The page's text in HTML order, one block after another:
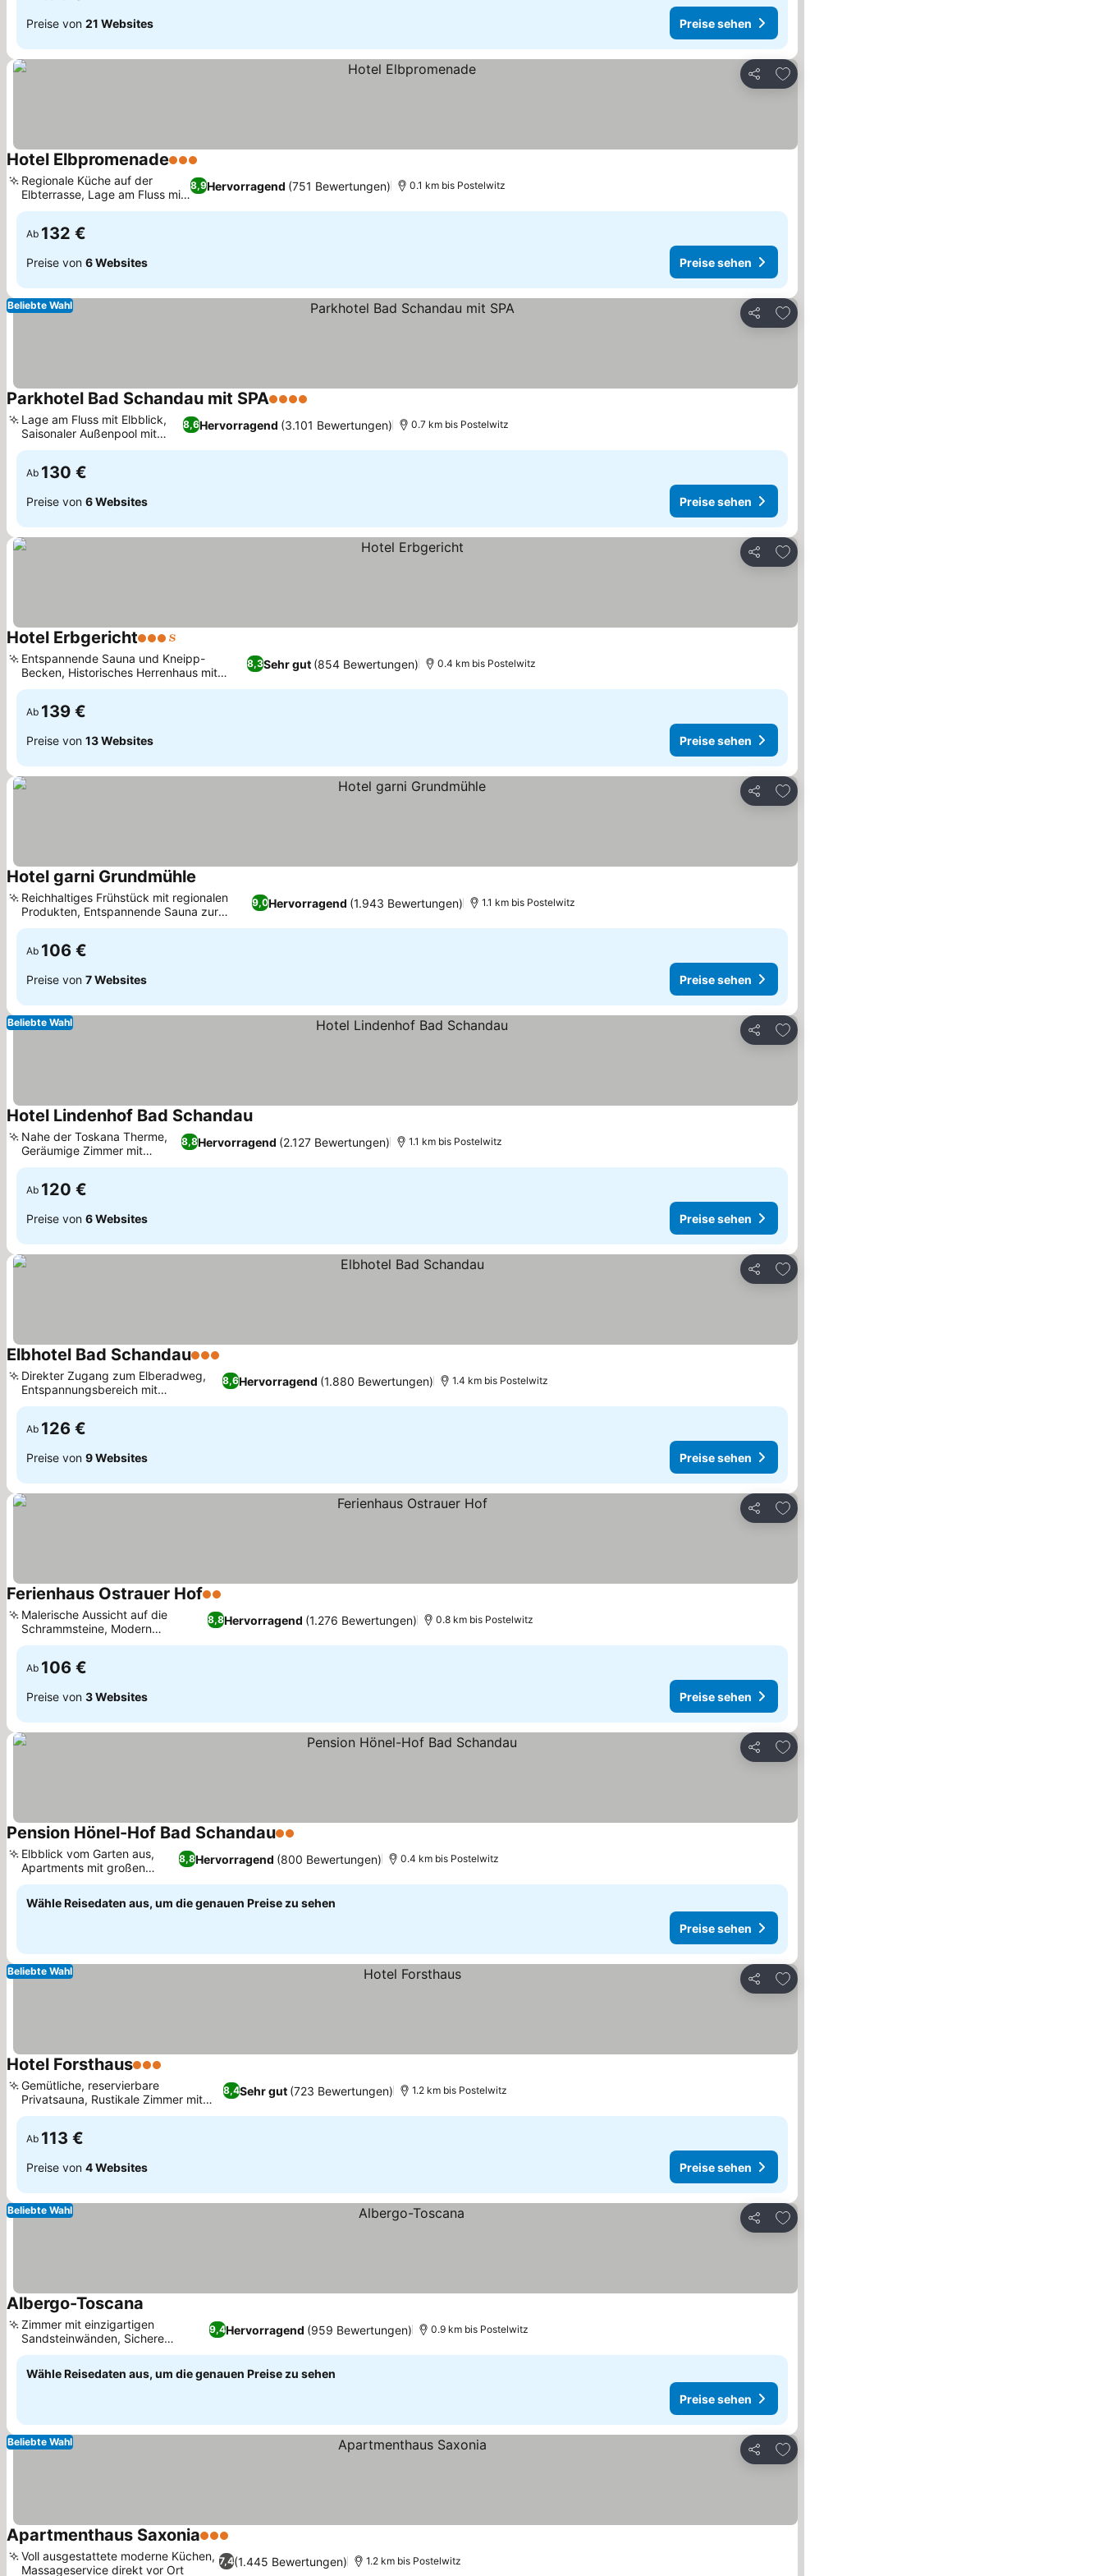
Preise von 21 Websites Preise sehen
Teilen
Zu Favoriten hinzufügen
Hotel Elbpromenade3 Sterne
8,9Hervorragend (751 Bewertungen)
Regionale Küche auf der
Elbterrasse, Lage am Fluss mit
Elbblick
0.1 km bis Postelwitz
Ab 132 €
Preise von 6 Websites Preise sehen
Teilen
Zu Favoriten hinzufügen
Beliebte Wahl
Parkhotel Bad Schandau mit SPA4 Sterne
8,6Hervorragend (3.101 Bewertungen)
Lage am Fluss mit Elbblick,
Saisonaler Außenpool mit
Elbblick
0.7 km bis Postelwitz
Ab 130 €
Preise von 6 Websites Preise sehen
Teilen
Zu Favoriten hinzufügen
Hotel Erbgericht3 Sterne
8,3Sehr gut (854 Bewertungen)
Entspannende Sauna und Kneipp-
Becken, Historisches Herrenhaus mit
modernem Komfort
0.4 km bis Postelwitz
Ab 139 €
Preise von 13 Websites Preise sehen
Teilen
Zu Favoriten hinzufügen
Hotel garni Grundmühle
9,0Hervorragend (1.943 Bewertungen)
Reichhaltiges Frühstück mit regionalen
Produkten, Entspannende Sauna zur
Erholung nach Wanderungen
1.1 km bis Postelwitz
Ab 106 €
Preise von 7 Websites Preise sehen
Teilen
Zu Favoriten hinzufügen
Beliebte Wahl
Hotel Lindenhof Bad Schandau
8,8Hervorragend (2.127 Bewertungen)
Nahe der Toskana Therme,
Geräumige Zimmer mit
Parkblick
1.1 km bis Postelwitz
Ab 120 €
Preise von 6 Websites Preise sehen
Teilen
Zu Favoriten hinzufügen
Elbhotel Bad Schandau3 Sterne
8,6Hervorragend (1.880 Bewertungen)
Direkter Zugang zum Elberadweg,
Entspannungsbereich mit
farbenfrohem Wandbild
1.4 km bis Postelwitz
Ab 126 €
Preise von 9 Websites Preise sehen
Teilen
Zu Favoriten hinzufügen
Ferienhaus Ostrauer Hof2 Sterne
8,8Hervorragend (1.276 Bewertungen)
Malerische Aussicht auf die
Schrammsteine, Modern
renovierte Apartments
0.8 km bis Postelwitz
Ab 106 €
Preise von 3 Websites Preise sehen
Teilen
Zu Favoriten hinzufügen
Pension Hönel-Hof Bad Schandau2 Sterne
8,8Hervorragend (800 Bewertungen)
Elbblick vom Garten aus,
Apartments mit großen
Balkonen
0.4 km bis Postelwitz
Wähle Reisedaten aus, um die genauen Preise zu sehen
Preise sehen
Teilen
Zu Favoriten hinzufügen
Beliebte Wahl
Hotel Forsthaus3 Sterne
8,4Sehr gut (723 Bewertungen)
Gemütliche, reservierbare
Privatsauna, Rustikale Zimmer mit
lokalen Motiven
1.2 km bis Postelwitz
Ab 113 €
Preise von 4 Websites Preise sehen
Teilen
Zu Favoriten hinzufügen
Beliebte Wahl
Albergo-Toscana
9,4Hervorragend (959 Bewertungen)
Zimmer mit einzigartigen
Sandsteinwänden, Sichere
Fahrradaufbewahrung
0.9 km bis Postelwitz
Wähle Reisedaten aus, um die genauen Preise zu sehen
Preise sehen
Teilen
Zu Favoriten hinzufügen
Beliebte Wahl
Apartmenthaus Saxonia3 Sterne
7,4(1.445 Bewertungen)
Voll ausgestattete moderne Küchen,
Massageservice direkt vor Ort
1.2 km bis Postelwitz